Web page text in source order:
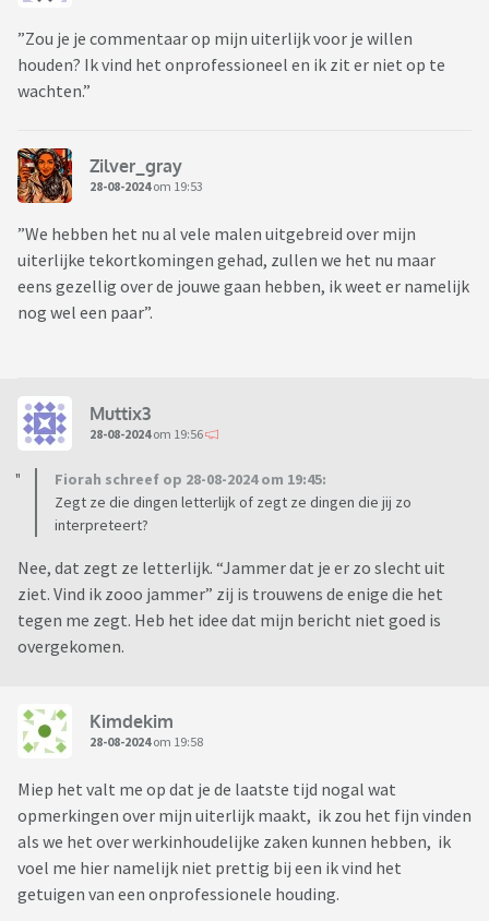
”Zou je je commentaar op mijn uiterlijk voor je willen
houden? Ik vind het onprofessioneel en ik zit er niet op te
wachten.”
Zilver_gray
28-08-2024om 19:53
”We hebben het nu al vele malen uitgebreid over mijn
uiterlijke tekortkomingen gehad, zullen we het nu maar
eens gezellig over de jouwe gaan hebben, ik weet er namelijk
nog wel een paar”.
Muttix3
28-08-2024om 19:56
Fiorah schreef op 28-08-2024 om 19:45:
Zegt ze die dingen letterlijk of zegt ze dingen die jij zo
interpreteert?
Nee, dat zegt ze letterlijk. “Jammer dat je er zo slecht uit
ziet. Vind ik zooo jammer” zij is trouwens de enige die het
tegen me zegt. Heb het idee dat mijn bericht niet goed is
overgekomen.
Kimdekim
28-08-2024om 19:58
Miep het valt me op dat je de laatste tijd nogal wat
opmerkingen over mijn uiterlijk maakt, ik zou het fijn vinden
als we het over werkinhoudelijke zaken kunnen hebben, ik
voel me hier namelijk niet prettig bij een ik vind het
getuigen van een onprofessionele houding.